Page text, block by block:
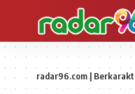
radar96.com |